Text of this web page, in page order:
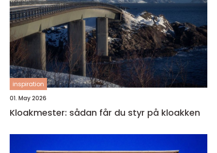
inspiration
01. May 2026
Kloakmester: sådan får du styr på kloakken